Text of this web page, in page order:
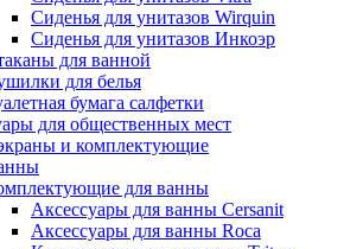
Сиденья для унитазов Wirquin
Сиденья для унитазов Инкоэр
для ванной
для белья
бумага салфетки
для общественных мест
и комплектующие
для ванны
Аксессуары для ванны Cersanit
Аксессуары для ванны Roca